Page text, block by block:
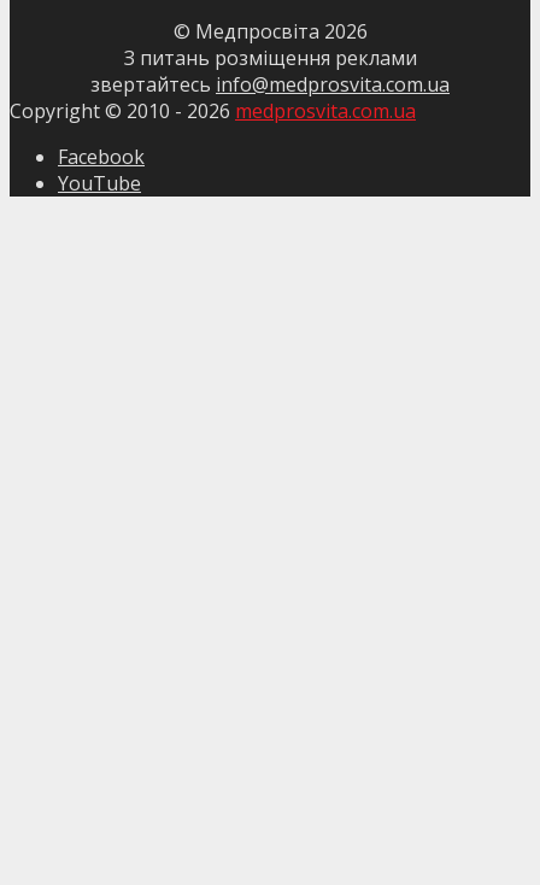
© Медпросвіта 2026
З питань розміщення реклами
звертайтесь info@medprosvita.com.ua
Copyright © 2010 - 2026 medprosvita.com.ua
Facebook
YouTube